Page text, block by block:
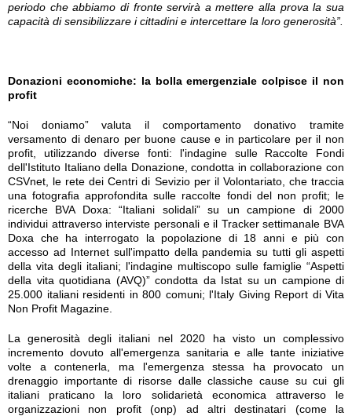
periodo che abbiamo di fronte servirà a mettere alla prova la sua
capacità di sensibilizzare i cittadini e intercettare la loro generosità”.
Donazioni economiche: la bolla emergenziale colpisce il non
profit
“Noi doniamo” valuta il comportamento donativo tramite
versamento di denaro per buone cause e in particolare per il non
profit, utilizzando diverse fonti: l'indagine sulle Raccolte Fondi
dell'Istituto Italiano della Donazione, condotta in collaborazione con
CSVnet, le rete dei Centri di Sevizio per il Volontariato, che traccia
una fotografia approfondita sulle raccolte fondi del non profit; le
ricerche BVA Doxa: “Italiani solidali” su un campione di 2000
individui attraverso interviste personali e il Tracker settimanale BVA
Doxa che ha interrogato la popolazione di 18 anni e più con
accesso ad Internet sull'impatto della pandemia su tutti gli aspetti
della vita degli italiani; l'indagine multiscopo sulle famiglie “Aspetti
della vita quotidiana (AVQ)” condotta da Istat su un campione di
25.000 italiani residenti in 800 comuni; l'Italy Giving Report di Vita
Non Profit Magazine.
La generosità degli italiani nel 2020 ha visto un complessivo
incremento dovuto all'emergenza sanitaria e alle tante iniziative
volte a contenerla, ma l'emergenza stessa ha provocato un
drenaggio importante di risorse dalle classiche cause su cui gli
italiani praticano la loro solidarietà economica attraverso le
organizzazioni non profit (onp) ad altri destinatari (come la